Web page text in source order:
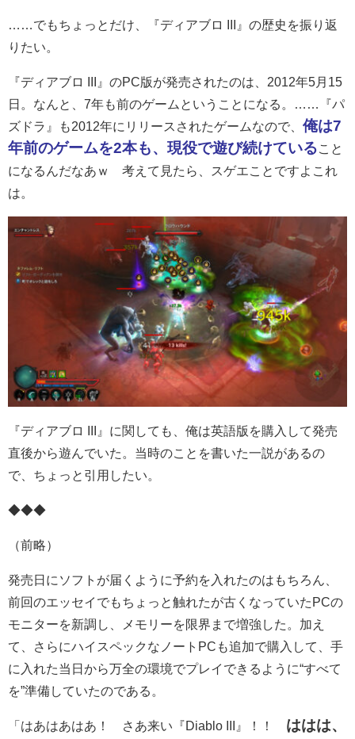
……でもちょっとだけ、『ディアブロ III』の歴史を振り返
りたい。
『ディアブロ III』のPC版が発売されたのは、2012年5月15
日。なんと、7年も前のゲームということになる。……『パ
ズドラ』も2012年にリリースされたゲームなので、 俺は7
年前のゲームを2本も、現役で遊び続けている こと
になるんだなあｗ 考えて見たら、スゲエことですよこれ
は。
『ディアブロ III』に関しても、俺は英語版を購入して発売
直後から遊んでいた。当時のことを書いた一説があるの
で、ちょっと引用したい。
◆◆◆
（前略）
発売日にソフトが届くように予約を入れたのはもちろん、
前回のエッセイでもちょっと触れたが古くなっていたPCの
モニターを新調し、メモリーを限界まで増強した。加え
て、さらにハイスペックなノートPCも追加で購入して、手
に入れた当日から万全の環境でプレイできるように“すべて
を”準備していたのである。
「はあはあはあ！ さあ来い『Diablo III』！！ ははは、